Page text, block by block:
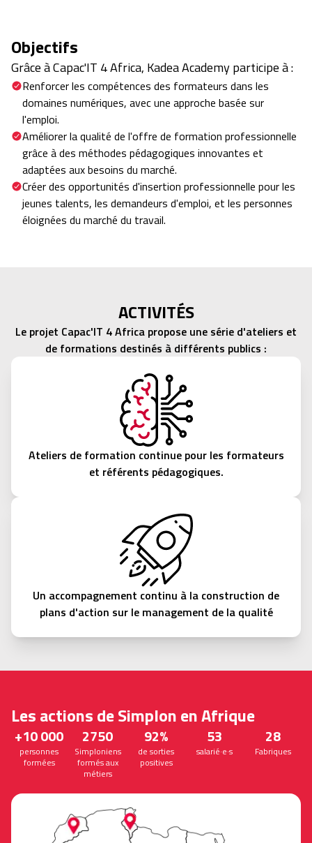
Objectifs
Grâce à Capac'IT 4 Africa, Kadea Academy participe à :
Renforcer les compétences des formateurs dans les
domaines numériques, avec une approche basée sur
l'emploi.
Améliorer la qualité de l'offre de formation professionnelle
grâce à des méthodes pédagogiques innovantes et
adaptées aux besoins du marché.
Créer des opportunités d'insertion professionnelle pour les
jeunes talents, les demandeurs d'emploi, et les personnes
éloignées du marché du travail.
ACTIVITÉS
Le projet Capac'IT 4 Africa propose une série d'ateliers et
de formations destinés à différents publics :
Ateliers de formation continue pour les formateurs
et référents pédagogiques.
Un accompagnement continu à la construction de
plans d'action sur le management de la qualité
Les actions de Simplon en Afrique
+10 000
personnes
formées
2750
Simploniens
formés aux
métiers
92%
de sorties
positives
53
salarié·e·s
28
Fabriques